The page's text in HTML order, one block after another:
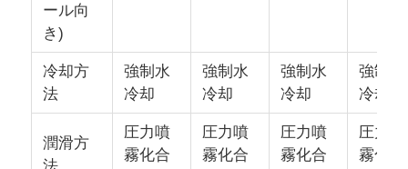
ール向
き)
冷却方
法
強制水
冷却
強制水
冷却
強制水
冷却
強制水
冷却
潤滑方
法
圧力噴
霧化合
圧力噴
霧化合
圧力噴
霧化合
圧力噴
霧化合